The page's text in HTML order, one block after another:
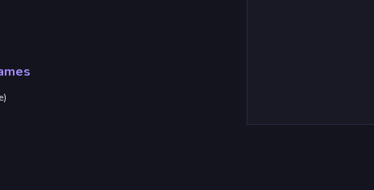
)